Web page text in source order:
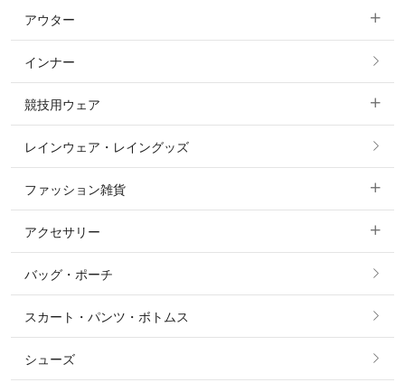
フルグリップ・尻革 キュロット
ニーグリップ・膝革 キュロット
すべてのトップス
ポロシャツ
カットソー・Tシャツ・タンクトップ
ニット・セーター
シャツ・ブラウス・ワンピース
アウター
すべてのアウター
コート
ジャケット・ブルゾン
インナー
競技用ウェア
すべての競技用ウェア
ショージャケット
ショーシャツ
レインウェア・レイングッズ
ファッション雑貨
すべてのファッション雑貨
ソックス
ベルト
アクセサリー
すべてのアクセサリー
リング
ピアス・イヤリング
バッグ・ポーチ
スカート・パンツ・ボトムス
シューズ